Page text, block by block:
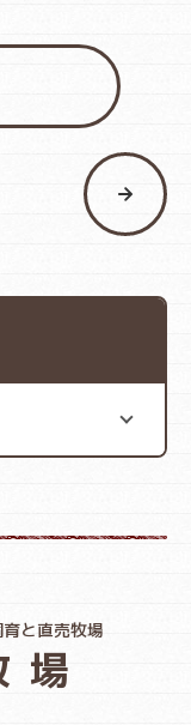
と直売牧場
場